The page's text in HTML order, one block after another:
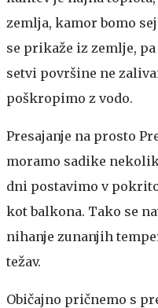
zemlja, kamor bomo
se prikaže iz zemlje,
setvi površine ne
poškropimo z vodo.
Presajanje na prosto
moramo sadike
dni postavimo v
kot balkona. Tako se
nihanje zunanjih
težav.
Običajno pričnemo s